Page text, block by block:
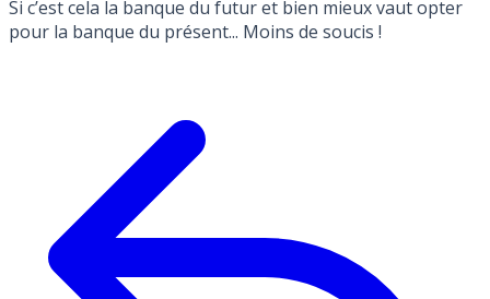
Si c’est cela la banque du futur et bien mieux vaut opter
pour la banque du présent... Moins de soucis !